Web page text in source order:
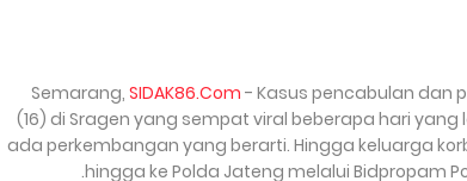
Semarang, SIDAK86.Com - Kasus pencabulan dan
(16) di Sragen yang sempat viral beberapa hari
ada perkembangan yang berarti. Hingga keluarga
hingga ke Polda Jateng melalui Bidpropam